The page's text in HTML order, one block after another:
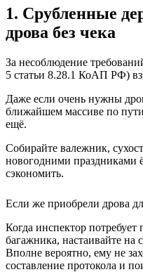
1. Срубленные
дрова без чека
За несоблюдение
5 статьи 8.28.1 КоАП РФ)
Даже если очень нужны
ближайшем массиве по
ещё.
Собирайте валежник,
новогодними праздниками
сэкономить.
Если же приобрели дрова
Когда инспектор
багажника, настаивайте
Вполне вероятно, ему не
составление протокола и